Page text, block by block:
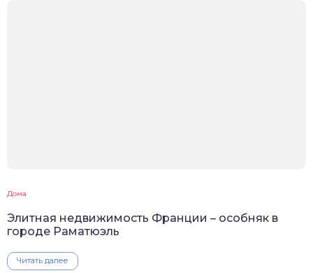
Дома
Элитная недвижимость Франции – особняк в
городе Раматюэль
Читать далее